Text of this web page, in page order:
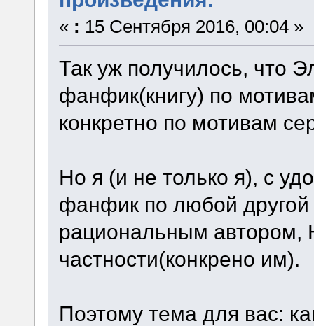
« : 15 Сентября 2016, 00:04 »
Так уж получилось, что
фанфик(книгу) по
конкретно по мотивам
Но я (и не только я), с
фанфик по любой другой
рациональным автором,
частности(конкрено им).
Поэтому тема для вас: